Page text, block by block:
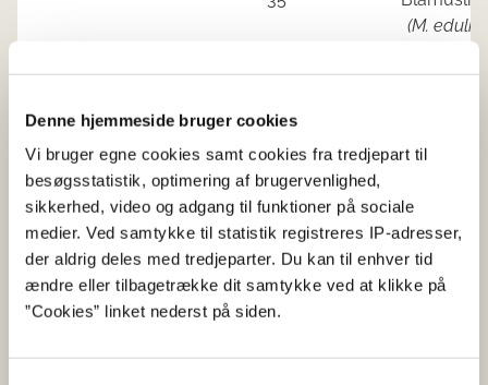
Denne hjemmeside bruger cookies
Vi bruger egne cookies samt cookies fra tredjepart til
besøgsstatistik, optimering af brugervenlighed,
sikkerhed, video og adgang til funktioner på sociale
medier. Ved samtykke til statistik registreres IP-adresser,
der aldrig deles med tredjeparter. Du kan til enhver tid
ændre eller tilbagetrække dit samtykke ved at klikke på
”Cookies” linket nederst på siden.
(M. edulis)
Limfjorden Øst
Fjord
Ingen åbne områder
Kattegat Nord Ingen åbne områder
Jyllands
østkyst syd for
Djursland og
Fyn
83
(M. edulis)